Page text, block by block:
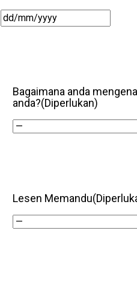
DD/DD/YYYY
Bagaimana anda
anda?(Diperlukan)
Lesen Memandu